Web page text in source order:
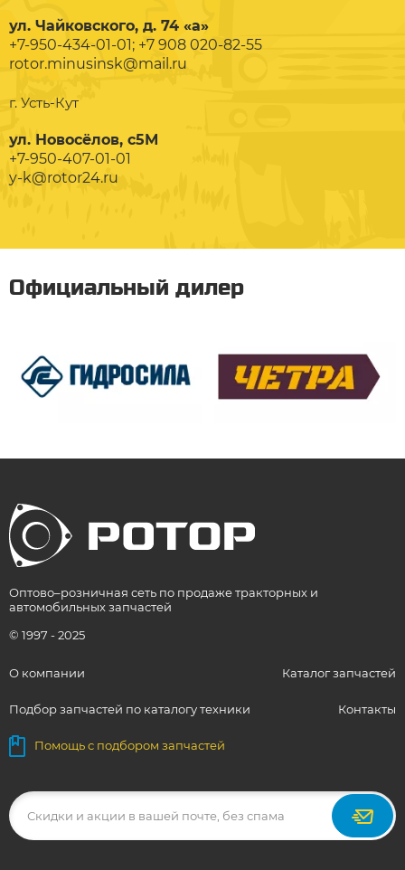
ул. Чайковского, д. 74 «а»
+7-950-434-01-01; +7 908 020-82-55
rotor.minusinsk@mail.ru
г. Усть-Кут
ул. Новосёлов, с5М
+7-950-407-01-01
y-k@rotor24.ru
Официальный дилер
Оптово–розничная сеть по продаже тракторных и
автомобильных запчастей
© 1997 - 2025
О компании Каталог запчастей
Подбор запчастей по каталогу техники Контакты
Помощь с подбором запчастей